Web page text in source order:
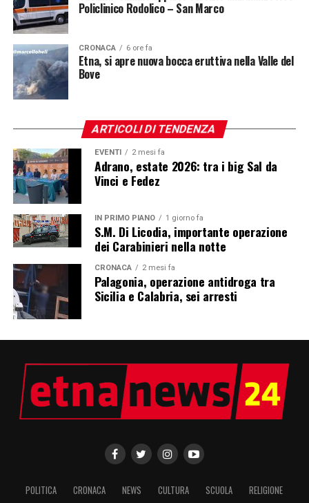
Policlinico Rodolico – San Marco
CRONACA 6 ore fa
Etna, si apre nuova bocca eruttiva nella Valle del
Bove
ARTICOLI DI TENDENZA
EVENTI 2 mesi fa
Adrano, estate 2026: tra i big Sal da
Vinci e Fedez
IN PRIMO PIANO 1 giorno fa
S.M. Di Licodia, importante operazione
dei Carabinieri nella notte
CRONACA 2 mesi fa
Palagonia, operazione antidroga tra
Sicilia e Calabria, sei arresti
POLITICA CRONACA NEWS CULTURA SCUOLA
RELIGIONE